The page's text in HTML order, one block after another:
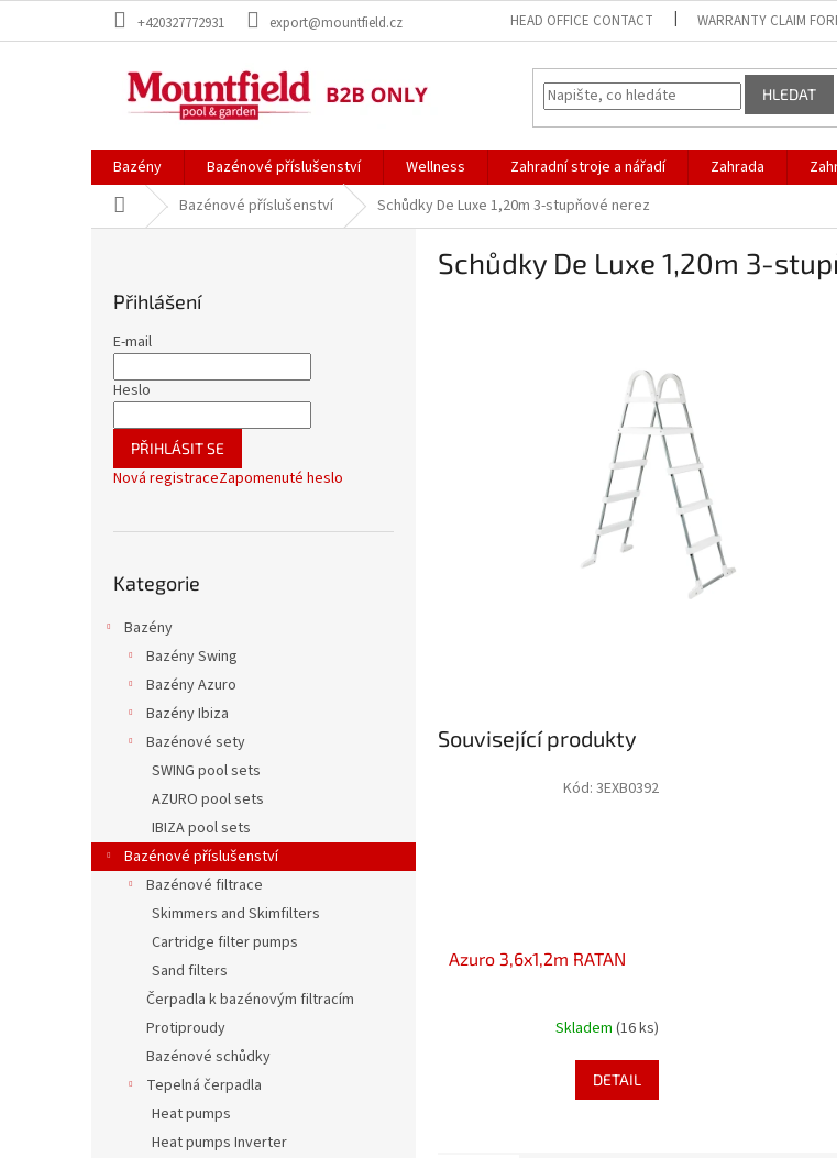
+420327772931 export@mountfield.cz HEAD OFFICE CONTACT WARRANTY CLAIM
HLEDAT
Bazény Bazénové příslušenství Wellness Zahradní stroje a nářadí Zahrada
Domů Bazénové příslušenství Schůdky De Luxe 1,20m 3-stupňové nerez
Přihlášení
E-mail
Heslo
PŘIHLÁSIT SE
Nová registraceZapomenuté heslo
kategorie
Kategorie
Bazény
Bazény Swing
Bazény Azuro
Bazény Ibiza
Bazénové sety
SWING pool sets
AZURO pool sets
IBIZA pool sets
Bazénové příslušenství
Bazénové filtrace
Skimmers and Skimfilters
Cartridge filter pumps
Sand filters
Čerpadla k bazénovým filtracím
Protiproudy
Bazénové schůdky
Tepelná čerpadla
Heat pumps
Heat pumps Inverter
Schůdky De Luxe 1,20m 3-
Související produkty
Azuro 3,6x1,2m RATAN
Skladem (16 ks)
DETAIL
Kód: 3EXB0392